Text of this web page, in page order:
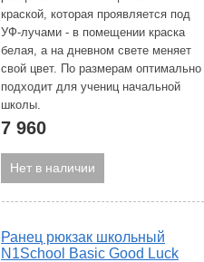
краской, которая проявляется под
УФ-лучами - в помещении краска
белая, а на дневном свете меняет
свой цвет. По размерам оптимально
подходит для учениц начальной
школы.
7 960
Нет в наличии
Ранец рюкзак школьный
N1School Basic Good Luck